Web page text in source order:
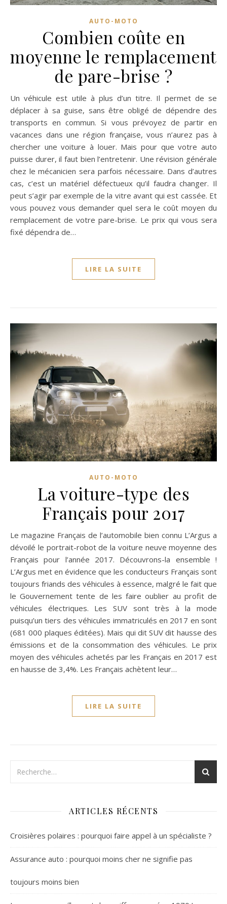
AUTO-MOTO
Combien coûte en
moyenne le remplacement
de pare-brise ?
Un véhicule est utile à plus d’un titre. Il permet de se
déplacer à sa guise, sans être obligé de dépendre des
transports en commun. Si vous prévoyez de partir en
vacances dans une région française, vous n’aurez pas à
chercher une voiture à louer. Mais pour que votre auto
puisse durer, il faut bien l’entretenir. Une révision générale
chez le mécanicien sera parfois nécessaire. Dans d’autres
cas, c’est un matériel défectueux qu’il faudra changer. Il
peut s’agir par exemple de la vitre avant qui est cassée. Et
vous pouvez vous demander quel sera le coût moyen du
remplacement de votre pare-brise. Le prix qui vous sera
fixé dépendra de…
LIRE LA SUITE
AUTO-MOTO
La voiture-type des
Français pour 2017
Le magazine Français de l’automobile bien connu L’Argus a
dévoilé le portrait-robot de la voiture neuve moyenne des
Français pour l’année 2017. Découvrons-la ensemble !
L’Argus met en évidence que les conducteurs Français sont
toujours friands des véhicules à essence, malgré le fait que
le Gouvernement tente de les faire oublier au profit de
véhicules électriques. Les SUV sont très à la mode
puisqu’un tiers des véhicules immatriculés en 2017 en sont
(681 000 plaques éditées). Mais qui dit SUV dit hausse des
émissions et de la consommation des véhicules. Le prix
moyen des véhicules achetés par les Français en 2017 est
en hausse de 3,4%. Les Français achètent leur…
LIRE LA SUITE
ARTICLES RÉCENTS
Croisières polaires : pourquoi faire appel à un spécialiste ?
Assurance auto : pourquoi moins cher ne signifie pas
toujours moins bien